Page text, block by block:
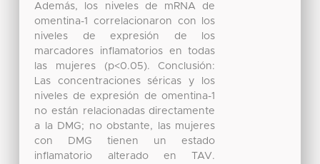
Además, los niveles de mRNA de
omentina-1 correlacionaron con los
niveles de expresión de los
marcadores inflamatorios en todas
las mujeres (p<0.05). Conclusión:
Las concentraciones séricas y los
niveles de expresión de omentina-1
no están relacionadas directamente
a la DMG; no obstante, las mujeres
con DMG tienen un estado
inflamatorio alterado en TAV.